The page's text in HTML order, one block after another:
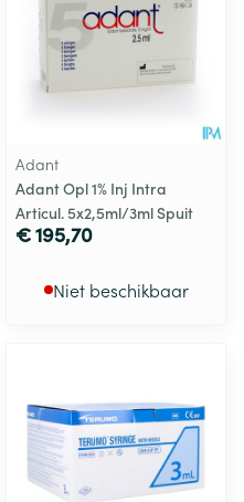
Adant
Adant Opl 1% Inj Intra
Articul. 5x2,5ml/3ml Spuit
€ 195,70
Niet beschikbaar